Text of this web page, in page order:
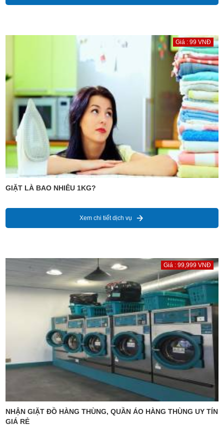
Giá : 99 VNĐ
GIẶT LÀ BAO NHIÊU 1KG?
Xem chi tiết dịch vụ
Giá : 99,999 VNĐ
NHẬN GIẶT ĐỒ HÀNG THÙNG, QUẦN ÁO HÀNG THÙNG UY TÍN
GIÁ RẺ